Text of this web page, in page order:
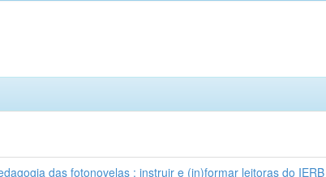
das fotonovelas : instruir e (in)formar leitoras do IERB